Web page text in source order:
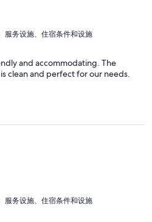
服务设施、住宿条件和设施
and accommodating. The
clean and perfect for our needs.
服务设施、住宿条件和设施